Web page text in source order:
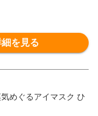
細を見る
めぐるアイマスク ひ